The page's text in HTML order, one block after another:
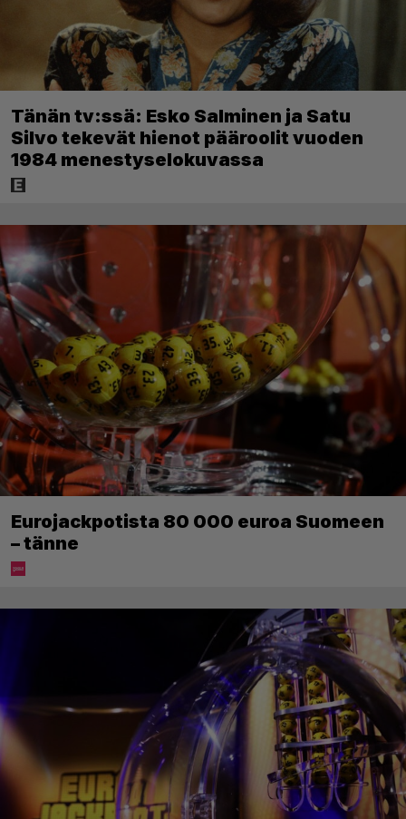
Tänän tv:ssä: Esko Salminen ja Satu
Silvo tekevät hienot pääroolit vuoden
1984 menestyselokuvassa
Eurojackpotista 80 000 euroa Suomeen
– tänne